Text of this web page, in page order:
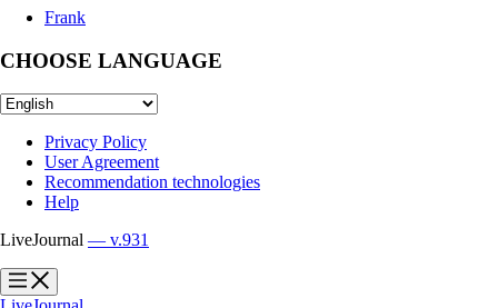
Frank
CHOOSE LANGUAGE
Privacy Policy
User Agreement
Recommendation technologies
Help
LiveJournal — v.931
?
?